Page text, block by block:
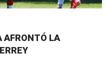
AFRONTÓ LA